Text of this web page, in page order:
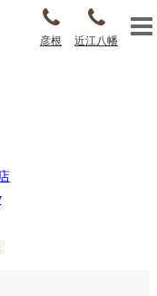
近江八幡
彦根